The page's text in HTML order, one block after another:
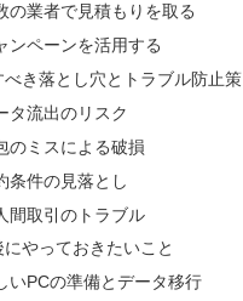
の業者で見積もりを取る
ンペーンを活用する
べき落とし穴とトラブル防止策
タ流出のリスク
のミスによる破損
条件の見落とし
間取引のトラブル
にやっておきたいこと
いPCの準備とデータ移行